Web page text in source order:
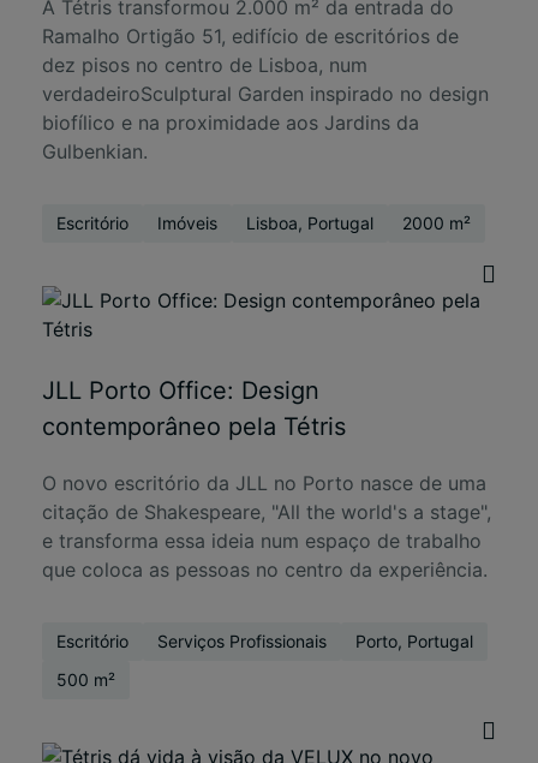
A Tétris transformou 2.000 m² da entrada do
Ramalho Ortigão 51, edifício de escritórios de
dez pisos no centro de Lisboa, num
verdadeiroSculptural Garden inspirado no design
biofílico e na proximidade aos Jardins da
Gulbenkian.
Escritório Imóveis Lisboa, Portugal 2000 m²
JLL Porto Office: Design
contemporâneo pela Tétris
O novo escritório da JLL no Porto nasce de uma
citação de Shakespeare, "All the world's a stage",
e transforma essa ideia num espaço de trabalho
que coloca as pessoas no centro da experiência.
Escritório Serviços Profissionais
Porto, Portugal
500 m²